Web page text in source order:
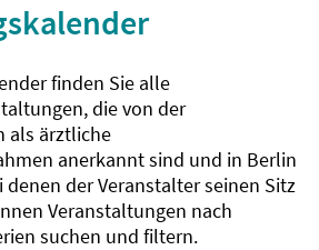
finden Sie alle
die von der
als ärztliche
anerkannt sind und in Berlin
der Veranstalter seinen Sitz
Veranstaltungen nach
suchen und filtern.